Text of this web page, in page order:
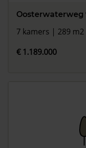
Oosterwaterweg
7 kamers | 289 m2
€ 1.189.000